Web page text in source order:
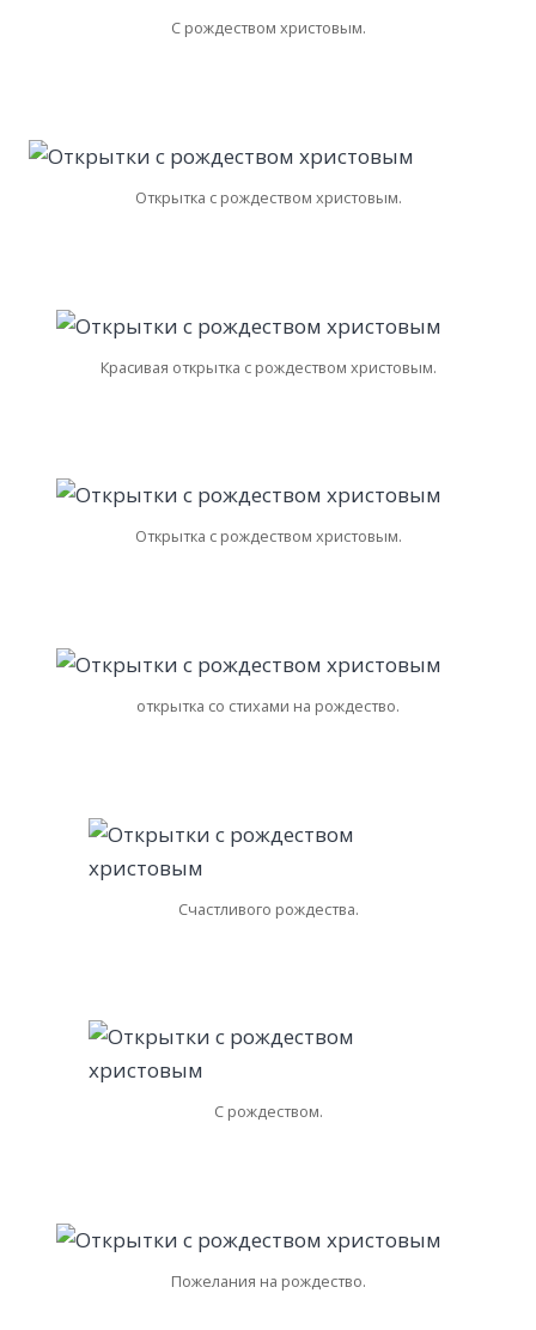
С рождеством христовым.
Открытка с рождеством христовым.
Красивая открытка с рождеством христовым.
Открытка с рождеством христовым.
открытка со стихами на рождество.
Счастливого рождества.
С рождеством.
Пожелания на рождество.